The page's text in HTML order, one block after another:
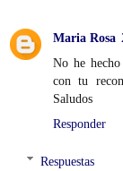
Maria Rosa
No he
con tu
Saludos
Responder
Respuestas